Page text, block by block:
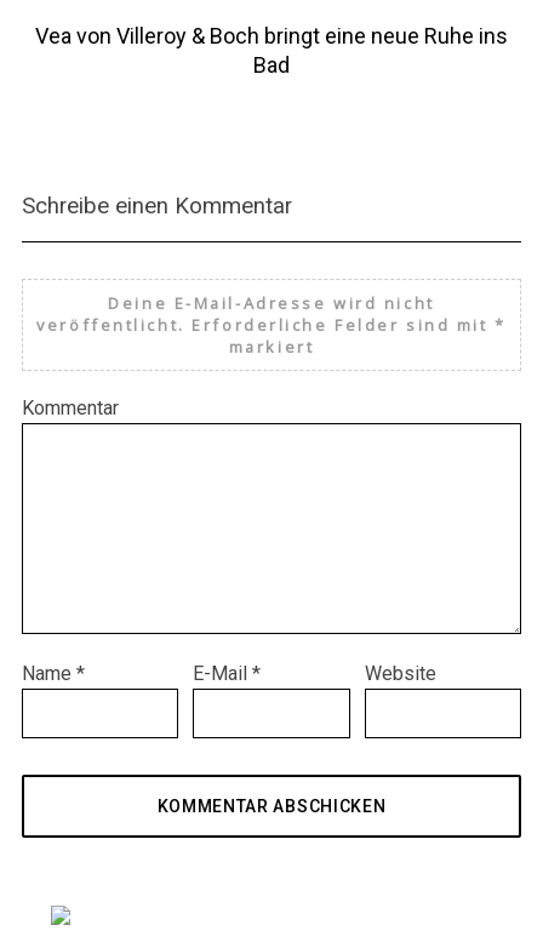
Vea von Villeroy & Boch bringt eine neue Ruhe ins
Bad
Schreibe einen Kommentar
Deine E-Mail-Adresse wird nicht
veröffentlicht. Erforderliche Felder sind mit*
markiert
Kommentar
Name * E-Mail* Website